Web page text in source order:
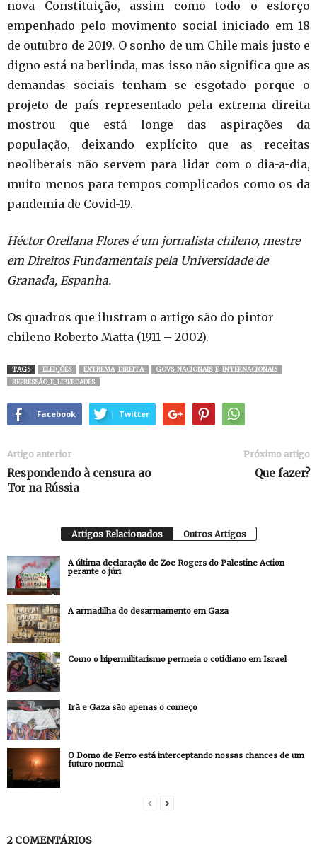
nova Constituição, assim como todo o esforço
empenhado pelo movimento social iniciado em 18
de outubro de 2019. O sonho de um Chile mais justo e
digno está na berlinda, mas isso não significa que as
demandas sociais tenham se esgotado porque o
projeto de país representado pela extrema direita
mostrou que está longe das aspirações da
população, deixando explícito que as receitas
neoliberais não servem para lidar com o dia-a-dia,
muito menos para tempos complicados como os da
pandemia de Covid-19.
Héctor Orellana Flores é um jornalista chileno, mestre
em Direitos Fundamentais pela Universidade de
Granada, Espanha.
Os quadros que ilustram o artigo são do pintor
chileno Roberto Matta (1911 – 2002).
TAGS ELEIÇÕES EXTREMA_DIREITA
GOVS_NACIONAIS_E_INTERNACIONAIS
REPRESSÃO_E_LIBERDADES
Facebook Twitter
Artigo anterior
Respondendo à censura ao
Tor na Rússia
Próximo artigo
Que fazer?
Artigos Relacionados Outros Artigos
A última declaração de Zoe Rogers do Palestine Action
perante o júri
A armadilha do desarmamento em Gaza
Como o hipermilitarismo permeia o cotidiano em Israel
Irã e Gaza são apenas o começo
O Domo de Ferro está interceptando nossas chances de um
futuro normal
2 COMENTÁRIOS